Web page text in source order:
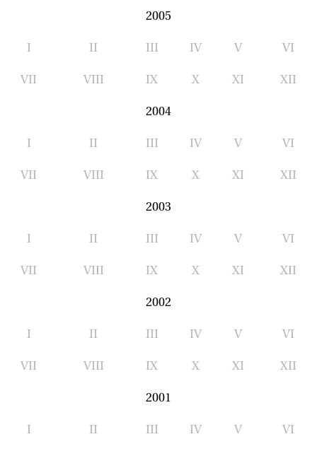
2005
I II III IV V VI
VII VIII IX X XI XII
2004
I II III IV V VI
VII VIII IX X XI XII
2003
I II III IV V VI
VII VIII IX X XI XII
2002
I II III IV V VI
VII VIII IX X XI XII
2001
I II III IV V VI